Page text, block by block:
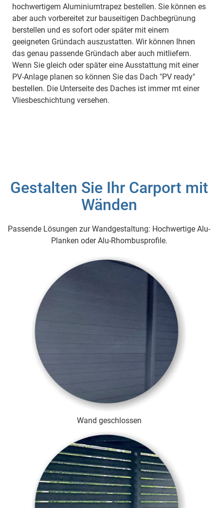
hochwertigem Aluminiumtrapez bestellen. Sie können es
aber auch vorbereitet zur bauseitigen Dachbegrünung
berstellen und es sofort oder später mit einem
geeigneten Gründach auszustatten. Wir können Ihnen
das genau passende Gründach aber auch mitliefern.
Wenn Sie gleich oder später eine Ausstattung mit einer
PV-Anlage planen so können Sie das Dach "PV ready"
bestellen. Die Unterseite des Daches ist immer mt einer
Vliesbeschichtung versehen.
Gestalten Sie Ihr Carport mit
Wänden
Passende Lösungen zur Wandgestaltung: Hochwertige Alu-
Planken oder Alu-Rhombusprofile.
Wand geschlossen